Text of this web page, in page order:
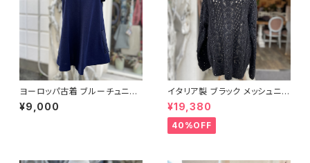
ヨーロッパ古着 ブルーチュニッ
ク
¥9,000
イタリア製 ブラック メッシュニッ
ト
¥19,380
40%OFF